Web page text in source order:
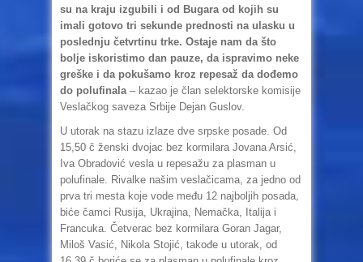
su na kraju izgubili i od Bugara od kojih su
imali gotovo tri sekunde prednosti na ulasku u
poslednju četvrtinu trke. Ostaje nam da što
bolje iskoristimo dan pauze, da ispravimo neke
greške i da pokušamo kroz repesaž da dođemo
do polufinala – kazao je član selektorske komisije
Veslačkog saveza Srbije Dejan Guslov.
U utorak na stazu izlaze dve srpske posade. Od
15,50 č ženski dvojac bez kormilara Jovana Arsić,
Iva Obradović vesla u repesažu za plasman u
polufinale. Rivalke našim veslačicama, za jedno od
prva tri mesta koje vode među 12 najboljih posada,
biće čamci Rusija, Ukrajina, Nemačka, Italija i
Francuka. Četverac bez kormilara Goran Jagar,
Miloš Vasić, Nikola Stojić, takođe u utorak, od